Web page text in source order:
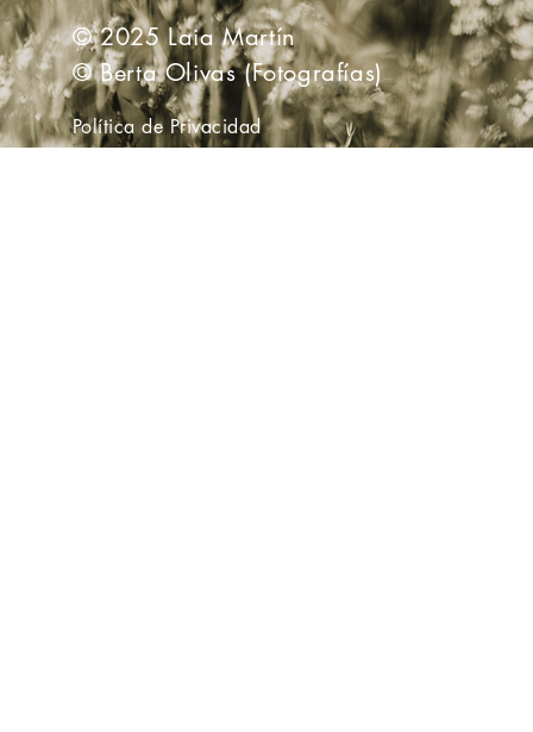
© 2025 Laia Martín
© Berta Olivas (Fotografías)
Política de Privacidad